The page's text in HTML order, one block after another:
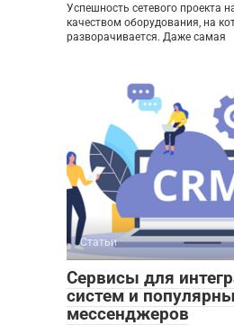
Успешность сетевого проекта
качеством оборудования, на
разворачивается. Даже самая
Статьи
Сервисы для
систем и
мессенджеров